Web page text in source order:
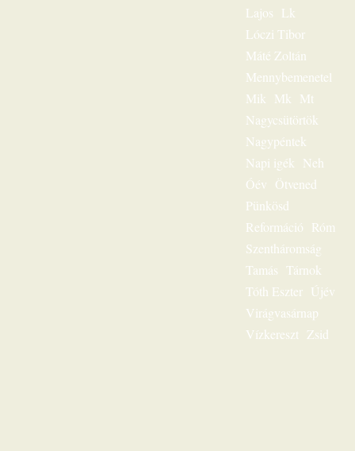
Lajos Lk
Lóczi Tibor
Máté Zoltán
Mennybemenetel
Mik
Mk
Mt
Nagycsütörtök
Nagypéntek
Napi igék
Neh
Óév Ötvened
Pünkösd
Reformáció Róm
Szentháromság
Tamás Tárnok
Tóth Eszter Újév
Virágvasárnap
Vízkereszt Zsid